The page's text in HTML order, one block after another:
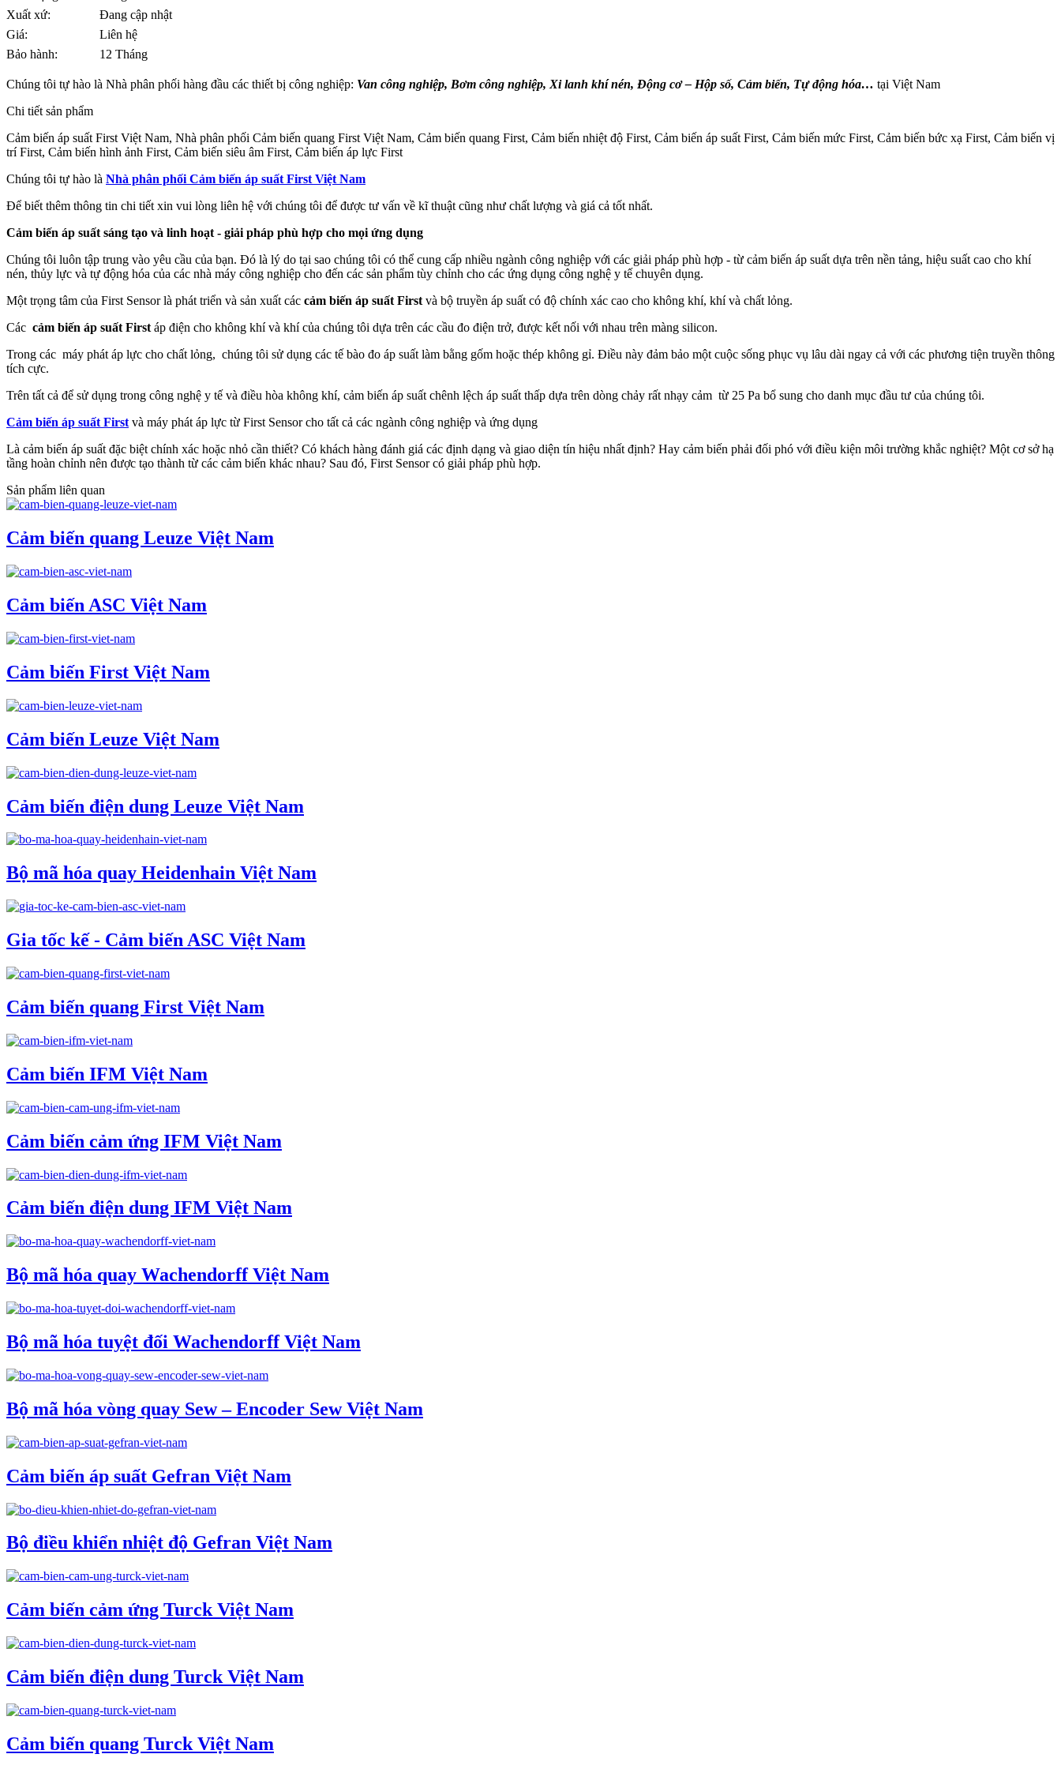
Xuất xứ:
Đang cập nhật
Giá:
Liên hệ
Bảo hành:
12 Tháng
Chúng tôi tự hào là Nhà phân phối hàng đầu các thiết bị công nghiệp: Van công nghiệp, Bơm công nghiệp, Xi lanh khí nén, Động cơ – Hộp số, Cảm biến, Tự động hóa… tại Việt Nam
Chi tiết sản phẩm
Cảm biến áp suất First Việt Nam, Nhà phân phối Cảm biến quang First Việt Nam, Cảm biến quang First, Cảm biến nhiệt độ First, Cảm biến áp suất First, Cảm biến mức First, Cảm biến bức xạ First, Cảm biến vị
trí First, Cảm biến hình ảnh First, Cảm biến siêu âm First, Cảm biến áp lực First
Chúng tôi tự hào là Nhà phân phối Cảm biến áp suất First Việt Nam
Để biết thêm thông tin chi tiết xin vui lòng liên hệ với chúng tôi để được tư vấn về kĩ thuật cũng như chất lượng và giá cả tốt nhất.
Cảm biến áp suất sáng tạo và linh hoạt - giải pháp phù hợp cho mọi ứng dụng
Chúng tôi luôn tập trung vào yêu cầu của bạn. Đó là lý do tại sao chúng tôi có thể cung cấp nhiều ngành công nghiệp với các giải pháp phù hợp - từ cảm biến áp suất dựa trên nền tảng, hiệu suất cao cho khí
nén, thủy lực và tự động hóa của các nhà máy công nghiệp cho đến các sản phẩm tùy chỉnh cho các ứng dụng công nghệ y tế chuyên dụng.
Một trọng tâm của First Sensor là phát triển và sản xuất các cảm biến áp suất First và bộ truyền áp suất có độ chính xác cao cho không khí, khí và chất lỏng.
Các cảm biến áp suất First áp điện cho không khí và khí của chúng tôi dựa trên các cầu đo điện trở, được kết nối với nhau trên màng silicon.
Trong các máy phát áp lực cho chất lỏng, chúng tôi sử dụng các tế bào đo áp suất làm bằng gốm hoặc thép không gỉ. Điều này đảm bảo một cuộc sống phục vụ lâu dài ngay cả với các phương tiện truyền thông
tích cực.
Trên tất cả để sử dụng trong công nghệ y tế và điều hòa không khí, cảm biến áp suất chênh lệch áp suất thấp dựa trên dòng chảy rất nhạy cảm từ 25 Pa bổ sung cho danh mục đầu tư của chúng tôi.
Cảm biến áp suất First và máy phát áp lực từ First Sensor cho tất cả các ngành công nghiệp và ứng dụng
Là cảm biến áp suất đặc biệt chính xác hoặc nhỏ cần thiết? Có khách hàng đánh giá các định dạng và giao diện tín hiệu nhất định? Hay cảm biến phải đối phó với điều kiện môi trường khắc nghiệt? Một cơ sở hạ
tầng hoàn chỉnh nên được tạo thành từ các cảm biến khác nhau? Sau đó, First Sensor có giải pháp phù hợp.
Sản phẩm liên quan
Cảm biến quang Leuze Việt Nam
Cảm biến ASC Việt Nam
Cảm biến First Việt Nam
Cảm biến Leuze Việt Nam
Cảm biến điện dung Leuze Việt Nam
Bộ mã hóa quay Heidenhain Việt Nam
Gia tốc kế - Cảm biến ASC Việt Nam
Cảm biến quang First Việt Nam
Cảm biến IFM Việt Nam
Cảm biến cảm ứng IFM Việt Nam
Cảm biến điện dung IFM Việt Nam
Bộ mã hóa quay Wachendorff Việt Nam
Bộ mã hóa tuyệt đối Wachendorff Việt Nam
Bộ mã hóa vòng quay Sew – Encoder Sew Việt Nam
Cảm biến áp suất Gefran Việt Nam
Bộ điều khiển nhiệt độ Gefran Việt Nam
Cảm biến cảm ứng Turck Việt Nam
Cảm biến điện dung Turck Việt Nam
Cảm biến quang Turck Việt Nam